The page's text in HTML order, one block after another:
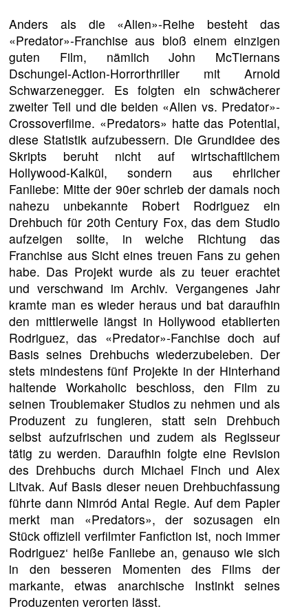
Anders als die «Alien»-Reihe besteht das
«Predator»-Franchise aus bloß einem einzigen
guten Film, nämlich John McTiernans
Dschungel-Action-Horrorthriller mit Arnold
Schwarzenegger. Es folgten ein schwächerer
zweiter Teil und die beiden «Alien vs. Predator»-
Crossoverfilme. «Predators» hatte das Potential,
diese Statistik aufzubessern. Die Grundidee des
Skripts beruht nicht auf wirtschaftlichem
Hollywood-Kalkül, sondern aus ehrlicher
Fanliebe: Mitte der 90er schrieb der damals noch
nahezu unbekannte Robert Rodriguez ein
Drehbuch für 20th Century Fox, das dem Studio
aufzeigen sollte, in welche Richtung das
Franchise aus Sicht eines treuen Fans zu gehen
habe. Das Projekt wurde als zu teuer erachtet
und verschwand im Archiv. Vergangenes Jahr
kramte man es wieder heraus und bat daraufhin
den mittlerweile längst in Hollywood etablierten
Rodriguez, das «Predator»-Fanchise doch auf
Basis seines Drehbuchs wiederzubeleben. Der
stets mindestens fünf Projekte in der Hinterhand
haltende Workaholic beschloss, den Film zu
seinen Troublemaker Studios zu nehmen und als
Produzent zu fungieren, statt sein Drehbuch
selbst aufzufrischen und zudem als Regisseur
tätig zu werden. Daraufhin folgte eine Revision
des Drehbuchs durch Michael Finch und Alex
Litvak. Auf Basis dieser neuen Drehbuchfassung
führte dann Nimród Antal Regie. Auf dem Papier
merkt man «Predators», der sozusagen ein
Stück offiziell verfilmter Fanfiction ist, noch immer
Rodriguez‘ heiße Fanliebe an, genauso wie sich
in den besseren Momenten des Films der
markante, etwas anarchische Instinkt seines
Produzenten verorten lässt.